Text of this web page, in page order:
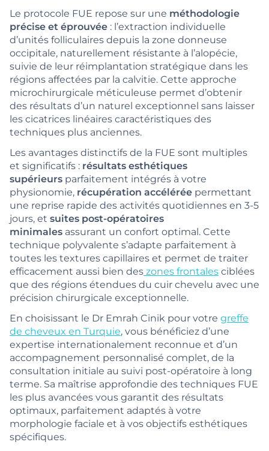
Le protocole FUE repose sur une méthodologie
précise et éprouvée : l’extraction individuelle
d’unités folliculaires depuis la zone donneuse
occipitale, naturellement résistante à l’alopécie,
suivie de leur réimplantation stratégique dans les
régions affectées par la calvitie. Cette approche
microchirurgicale méticuleuse permet d’obtenir
des résultats d’un naturel exceptionnel sans laisser
les cicatrices linéaires caractéristiques des
techniques plus anciennes.
Les avantages distinctifs de la FUE sont multiples
et significatifs : résultats esthétiques
supérieurs parfaitement intégrés à votre
physionomie, récupération accélérée permettant
une reprise rapide des activités quotidiennes en 3-5
jours, et suites post-opératoires
minimales assurant un confort optimal. Cette
technique polyvalente s’adapte parfaitement à
toutes les textures capillaires et permet de traiter
efficacement aussi bien deszones frontalesciblées
que des régions étendues du cuir chevelu avec une
précision chirurgicale exceptionnelle.
En choisissant le Dr Emrah Cinik pour votre greffe
de cheveux en Turquie, vous bénéficiez d’une
expertise internationalement reconnue et d’un
accompagnement personnalisé complet, de la
consultation initiale au suivi post-opératoire à long
terme. Sa maîtrise approfondie des techniques FUE
les plus avancées vous garantit des résultats
optimaux, parfaitement adaptés à votre
morphologie faciale et à vos objectifs esthétiques
spécifiques.